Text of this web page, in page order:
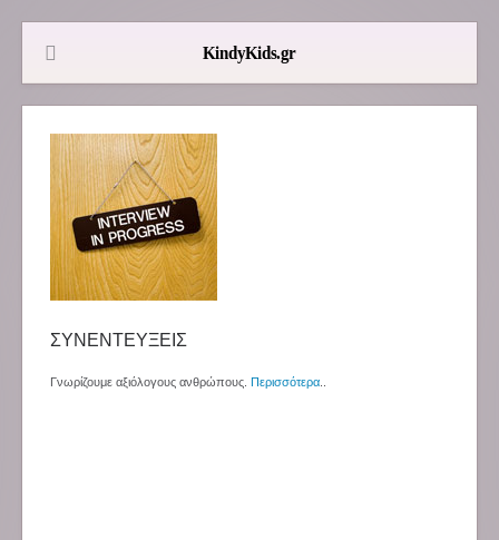
ΣΥΝΕΝΤΕΥΞΕΙΣ
Γνωρίζουμε αξιόλογους ανθρώπους. Περισσότερα